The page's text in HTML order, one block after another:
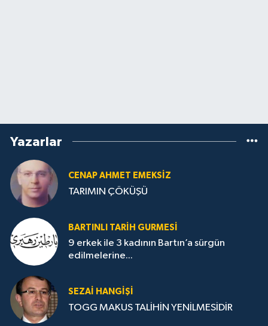
Yazarlar
CENAP AHMET EMEKSİZ
TARIMIN ÇÖKÜŞÜ
BARTINLI TARIH GURMESI
9 erkek ile 3 kadının Bartın’a sürgün
edilmelerine...
SEZAI HANGİŞİ
TOGG MAKUS TALİHİN YENİLMESİDİR